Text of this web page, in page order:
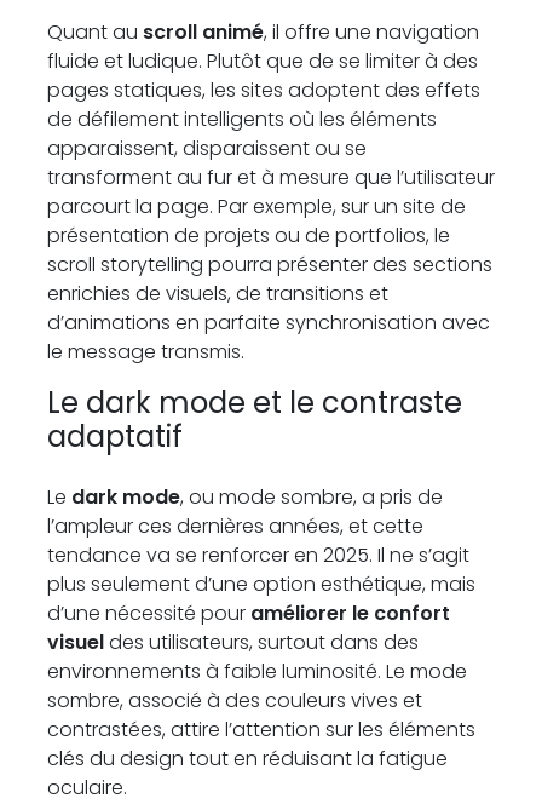
Quant au scroll animé, il offre une navigation
fluide et ludique. Plutôt que de se limiter à des
pages statiques, les sites adoptent des effets
de défilement intelligents où les éléments
apparaissent, disparaissent ou se
transforment au fur et à mesure que l’utilisateur
parcourt la page. Par exemple, sur un site de
présentation de projets ou de portfolios, le
scroll storytelling pourra présenter des sections
enrichies de visuels, de transitions et
d’animations en parfaite synchronisation avec
le message transmis.
Le dark mode et le contraste
adaptatif
Le dark mode, ou mode sombre, a pris de
l’ampleur ces dernières années, et cette
tendance va se renforcer en 2025. Il ne s’agit
plus seulement d’une option esthétique, mais
d’une nécessité pour améliorer le confort
visueldes utilisateurs, surtout dans des
environnements à faible luminosité. Le mode
sombre, associé à des couleurs vives et
contrastées, attire l’attention sur les éléments
clés du design tout en réduisant la fatigue
oculaire.